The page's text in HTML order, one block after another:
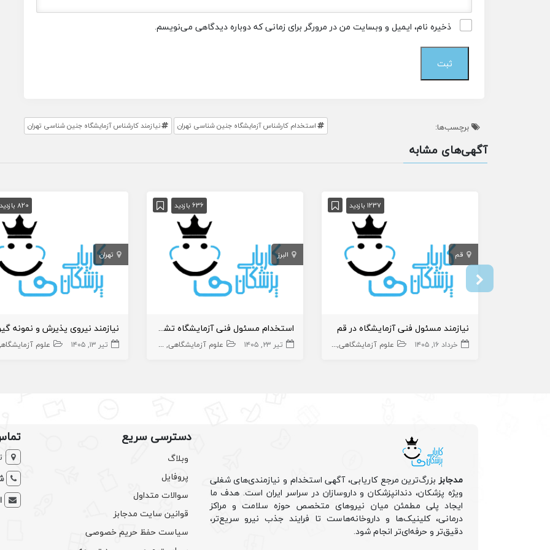
ذخیره نام، ایمیل و وبسایت من در مرورگر برای زمانی که دوباره دیدگاهی می‌نویسم.
برچسب‌ها: استخدام کارشناس آزمایشگاه جنین شناسی تهران نیازمند کارشناس آزمایشگاه جنین شناسی تهران
آگهی‌های مشابه
1237 بازدید
قم
نیازمند مسئول فنی آزمایشگاه‌ در قم
خرداد ۱۶, ۱۴۰۵ علوم آزمایشگاهی مسئول فنی آزمایشگاه متخصص پاتولوژی دکتری علوم آزمایشگاهی
636 بازدید
البرز
استخدام مسئول فنی آزمایشگاه تشخیص طبی
تیر ۲۳, ۱۴۰۵ علوم آزمایشگاهی مسئول فنی آزمایشگاه ورکشاپ علوم آزمایشگاهی
820 بازدید
تهران
تیر ۱۳, ۱۴۰۵ علوم
مدجابزبزرگ‌ترین مرجع کاریابی، آگهی استخدام و نیازمندی‌های شغلی
ویژه پزشکان، دندانپزشکان و داروسازان در سراسر ایران است. هدف ما
ایجاد پلی مطمئن میان نیروهای متخصص حوزه سلامت و مراکز
درمانی، کلینیک‌ها و داروخانه‌هاست تا فرایند جذب نیرو سریع‌تر،
دقیق‌تر و حرفه‌ای‌تر انجام شود.
دسترسی سریع
وبلاگ
پروفایل
سوالات متداول
قوانین سایت مدجابز
سیاست حفظ حریم خصوصی